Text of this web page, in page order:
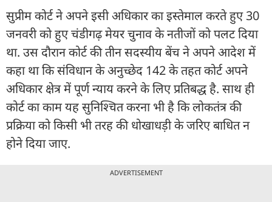
सुप्रीम कोर्ट ने अपने इसी अधिकार का इस्तेमाल करते हुए 30
जनवरी को हुए चंडीगढ़ मेयर चुनाव के नतीजों को पलट दिया
था. उस दौरान कोर्ट की तीन सदस्यीय बेंच ने अपने आदेश में
कहा था कि संविधान के अनुच्छेद 142 के तहत कोर्ट अपने
अधिकार क्षेत्र में पूर्ण न्याय करने के लिए प्रतिबद्ध है. साथ ही
कोर्ट का काम यह सुनिश्चित करना भी है कि लोकतंत्र की
प्रक्रिया को किसी भी तरह की धोखाधड़ी के जरिए बाधित न
होने दिया जाए.
ADVERTISEMENT